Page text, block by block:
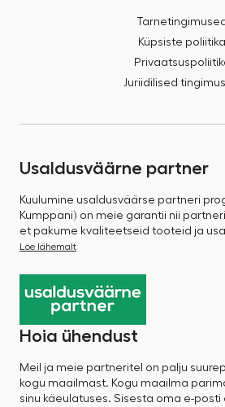
Tarnetingimused
Küpsiste poliitika
Juriidilised
Usaldusväärne partner
Kuulumine usaldusväärse partneri
Kumppani) on meie garantii nii
et pakume kvaliteetseid tooteid ja
Loe lähemalt
Hoia ühendust
Meil ja meie partneritel on palju
kogu maailmast. Kogu maailma
sinu käeulatuses. Sisesta oma e-